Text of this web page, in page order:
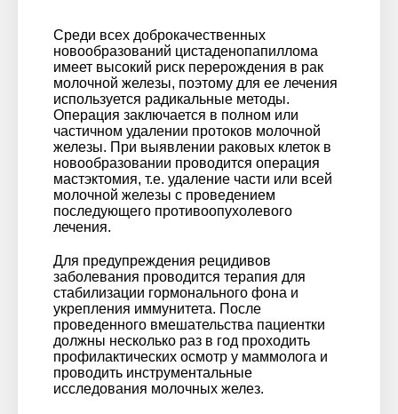
Среди всех доброкачественных
новообразований цистаденопапиллома
имеет высокий риск перерождения в рак
молочной железы, поэтому для ее лечения
используется радикальные методы.
Операция заключается в полном или
частичном удалении протоков молочной
железы. При выявлении раковых клеток в
новообразовании проводится операция
мастэктомия, т.е. удаление части или всей
молочной железы с проведением
последующего противоопухолевого
лечения.
Для предупреждения рецидивов
заболевания проводится терапия для
стабилизации гормонального фона и
укрепления иммунитета. После
проведенного вмешательства пациентки
должны несколько раз в год проходить
профилактических осмотр у маммолога и
проводить инструментальные
исследования молочных желез.